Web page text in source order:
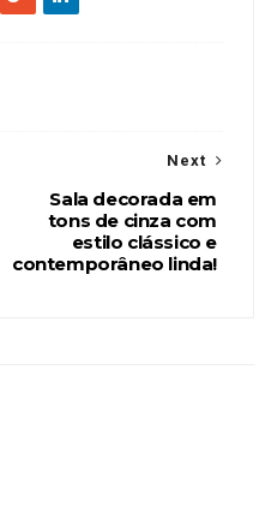
Next
Sala decorada em
tons de cinza com
estilo clássico e
contemporâneo linda!